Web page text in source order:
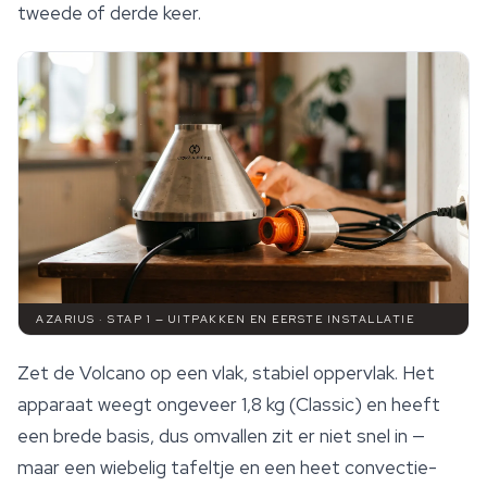
tweede of derde keer.
AZARIUS · STAP 1 — UITPAKKEN EN EERSTE INSTALLATIE
Zet de Volcano op een vlak, stabiel oppervlak. Het
apparaat weegt ongeveer 1,8 kg (Classic) en heeft
een brede basis, dus omvallen zit er niet snel in —
maar een wiebelig tafeltje en een heet convectie-